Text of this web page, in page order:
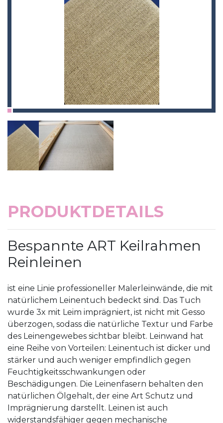
PRODUKTDETAILS
Bespannte ART Keilrahmen
Reinleinen
ist eine Linie professioneller Malerleinwände, die mit
natürlichem Leinentuch bedeckt sind. Das Tuch
wurde 3x mit Leim imprägniert, ist nicht mit Gesso
überzogen, sodass die natürliche Textur und Farbe
des Leinengewebes sichtbar bleibt. Leinwand hat
eine Reihe von Vorteilen: Leinentuch ist dicker und
stärker und auch weniger empfindlich gegen
Feuchtigkeitsschwankungen oder
Beschädigungen. Die Leinenfasern behalten den
natürlichen Ölgehalt, der eine Art Schutz und
Imprägnierung darstellt. Leinen ist auch
widerstandsfähiger gegen mechanische